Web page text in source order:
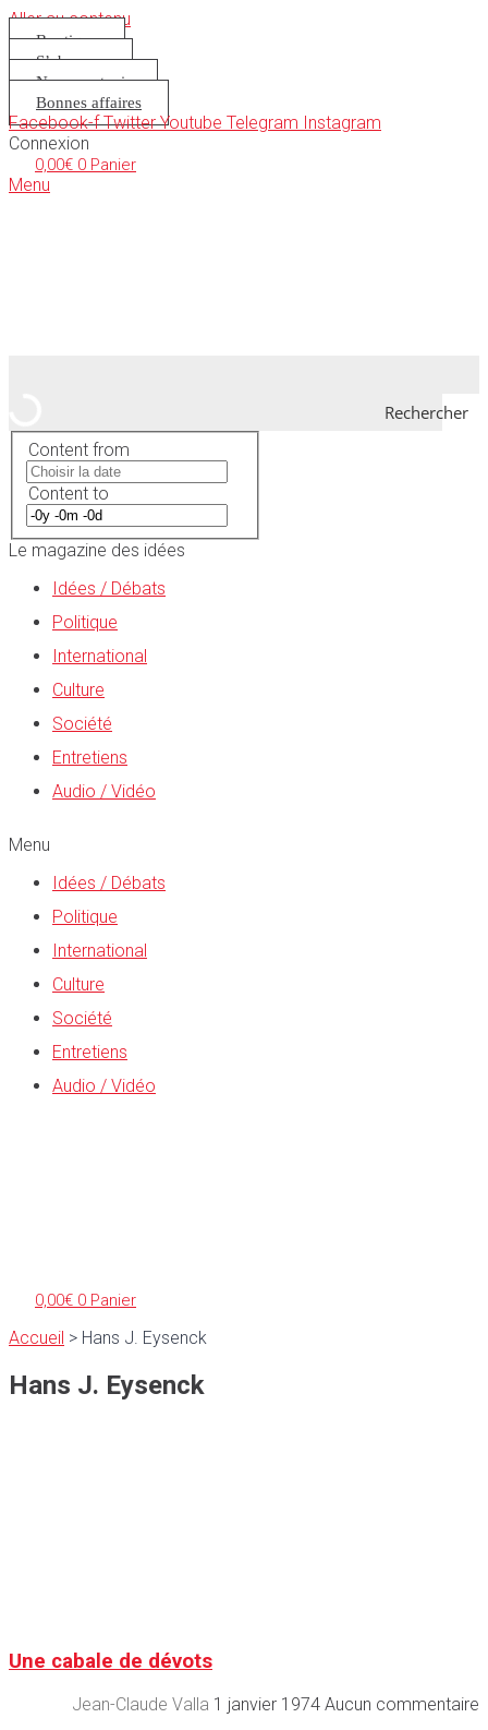
Aller au contenu
Boutique
S’abonner
Nous soutenir
Bonnes affaires
Facebook-f Twitter Youtube Telegram Instagram
Connexion
0,00€ 0 Panier
Menu
Rechercher
Content from
Content to
Le magazine des idées
Idées / Débats
Politique
International
Culture
Société
Entretiens
Audio / Vidéo
Menu
Idées / Débats
Politique
International
Culture
Société
Entretiens
Audio / Vidéo
0,00€ 0 Panier
Accueil > Hans J. Eysenck
Hans J. Eysenck
Une cabale de dévots
Jean-Claude Valla 1 janvier 1974 Aucun commentaire